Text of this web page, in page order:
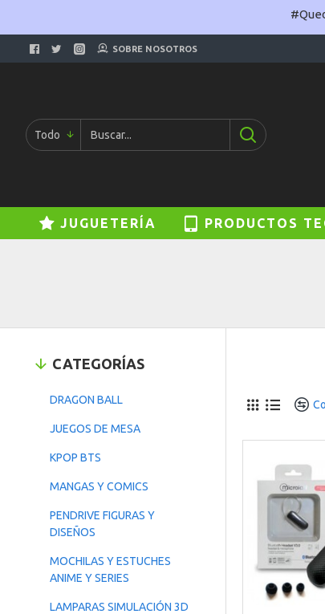
SOBRE NOSOTROS
Todo
JUGUETERÍA PRODUCTOS
CATEGORÍAS
DRAGON BALL
JUEGOS DE MESA
KPOP BTS
MANGAS Y COMICS
PENDRIVE FIGURAS Y
DISEÑOS
MOCHILAS Y ESTUCHES
ANIME Y SERIES
LAMPARAS SIMULACIÓN 3D